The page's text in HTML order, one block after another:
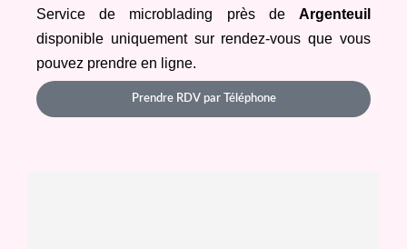
Service de microblading près de Argenteuil
disponible uniquement sur rendez-vous que vous
pouvez prendre en ligne.
Prendre RDV par Téléphone